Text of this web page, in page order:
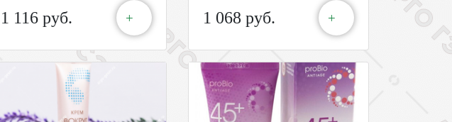
1 116 руб. + 1 068 руб. +